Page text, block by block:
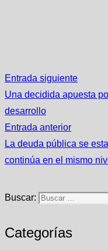
Entrada siguiente
Una decidida apuesta
desarrollo
Entrada anterior
La deuda pública se
continúa en el mismo
Buscar:
Categorías